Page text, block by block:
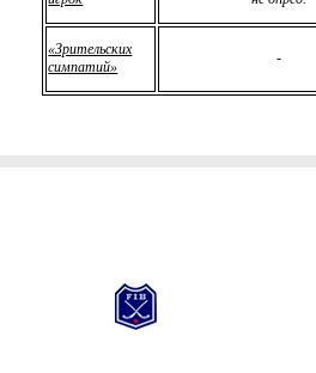
«Зрительских
симпатий»
-